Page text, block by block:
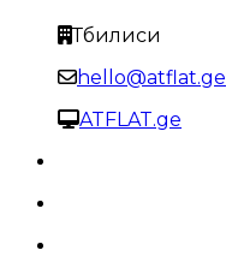
Тбилиси
hello@atflat.ge
ATFLAT.ge